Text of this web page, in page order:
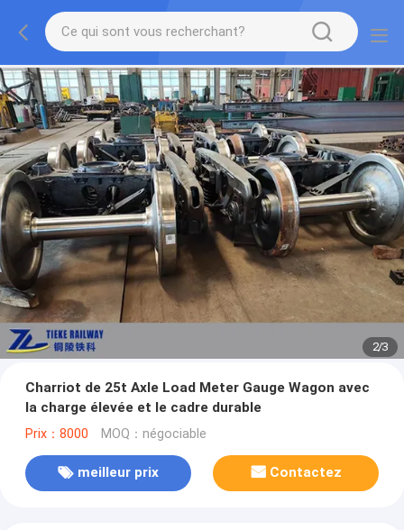
2/3
Charriot de 25t Axle Load Meter Gauge Wagon avec
la charge élevée et le cadre durable
Prix：8000 MOQ：négociable
meilleur prix Contactez